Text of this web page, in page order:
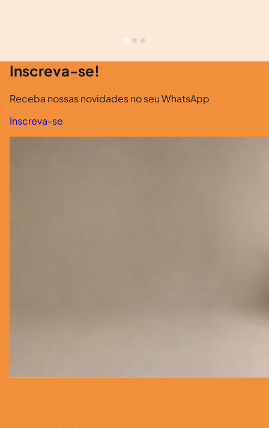
Inscreva-se!
Receba nossas novidades no seu WhatsApp
Inscreva-se